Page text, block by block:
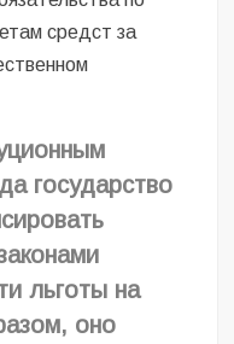
средст за
государство
льготы на
оно